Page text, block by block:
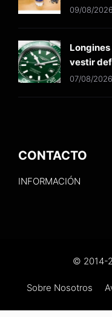
09/08/2026
Longines
vestir
07/08/2026
CONTACTO
INFORMACIÓN
© 2014-
Sobre Nosotros